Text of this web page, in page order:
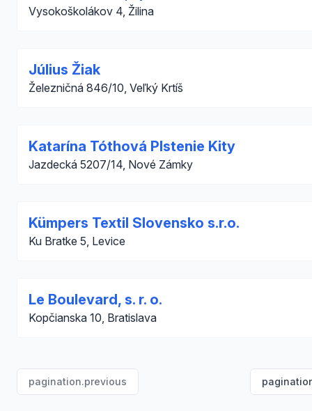
Vysokoškolákov 4, Žilina
Július Žiak
Železničná 846/10, Veľký Krtíš
Katarína Tóthová Plstenie Kity
Jazdecká 5207/14, Nové Zámky
Kümpers Textil Slovensko s.r.o.
Ku Bratke 5, Levice
Le Boulevard, s. r. o.
Kopčianska 10, Bratislava
pagination.previous